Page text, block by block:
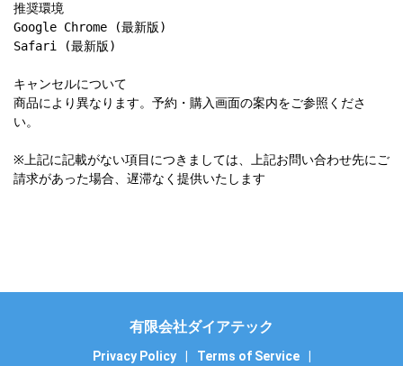
推奨環境
Google Chrome (最新版)
Safari (最新版)
キャンセルについて
商品により異なります。予約・購入画面の案内をご参照くださ
い。
※上記に記載がない項目につきましては、上記お問い合わせ先にご
請求があった場合、遅滞なく提供いたします
有限会社ダイアテック
Privacy Policy Terms of Service